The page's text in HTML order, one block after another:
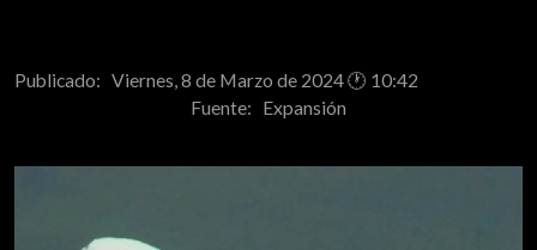
Publicado: Viernes, 8 de Marzo de 2024 🕐 10:42
Fuente: Expansión